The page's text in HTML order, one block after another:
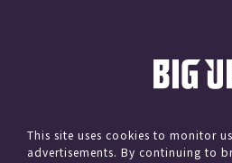
This site uses cookies to monitor
advertisements. By continuing to